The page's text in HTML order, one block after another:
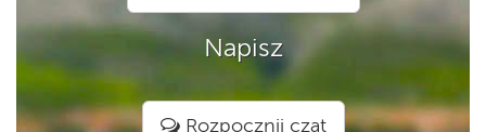
Napisz
Rozpocznij czat